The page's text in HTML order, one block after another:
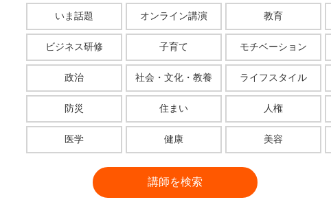
いま話題 オンライン講演 教育
ビジネス研修 子育て モチベーション
政治 社会・文化・教養 ライフスタイル
防災 住まい 人権
医学 健康 美容